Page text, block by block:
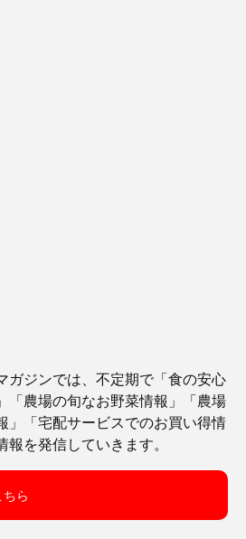
ガジンでは、不定期で「食の安心
「農場の旬なお野菜情報」「農場
」「宅配サービスでのお買い得情
を発信していきます。
ら